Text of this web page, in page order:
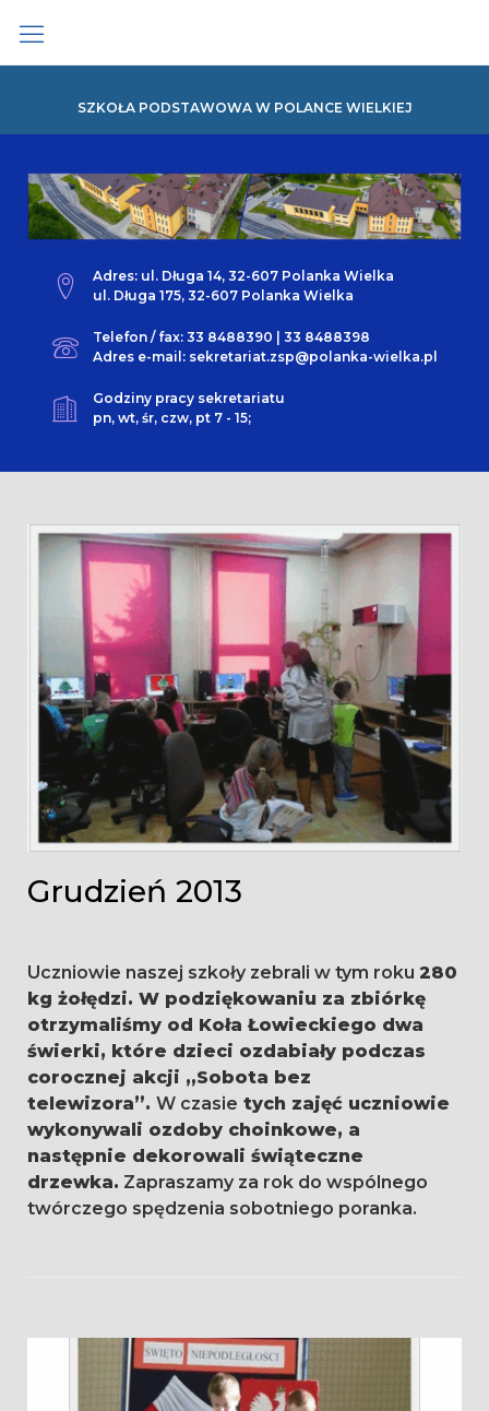
content
SZKOŁA PODSTAWOWA W POLANCE WIELKIEJ
Adres: ul. Długa 14, 32-607 Polanka Wielka
ul. Długa 175, 32-607 Polanka Wielka
Telefon / fax: 33 8488390 | 33 8488398
Adres e-mail: sekretariat.zsp@polanka-wielka.pl
Godziny pracy sekretariatu
pn, wt, śr, czw, pt 7 - 15;
Grudzień 2013
Uczniowie naszej szkoły zebrali w tym roku 280
kg żołędzi. W podziękowaniu za zbiórkę
otrzymaliśmy od Koła Łowieckiego dwa
świerki, które dzieci ozdabiały podczas
corocznej akcji „Sobota bez
telewizora”. W czasie tych zajęć uczniowie
wykonywali ozdoby choinkowe, a
następnie dekorowali świąteczne
drzewka. Zapraszamy za rok do wspólnego
twórczego spędzenia sobotniego poranka.